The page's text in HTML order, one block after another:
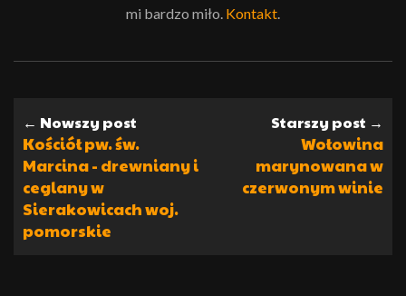
mi bardzo miło. Kontakt
← Nowszy post
Kościół pw. św.
Marcina - drewniany i
ceglany w
Sierakowicach woj.
pomorskie
Starszy post →
Wołowina
marynowana w
czerwonym winie